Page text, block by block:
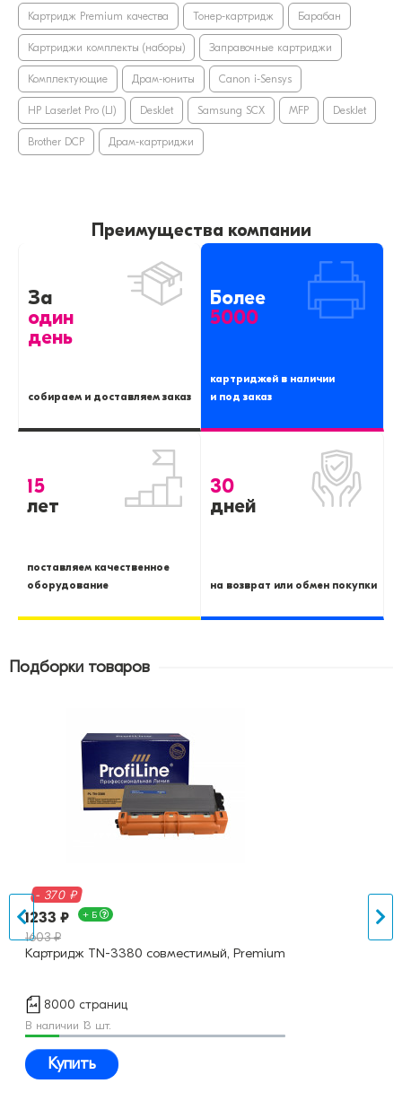
Картридж Premium качества Тонер-картридж Барабан
Картриджи комплекты (наборы) Заправочные картриджи
Комплектующие Драм-юниты Canon i-Sensys
HP LaserJet Pro (LJ) DeskJet Samsung SCX MFP DeskJet
Brother DCP Драм-картриджи
Преимущества компании
За
один
день
собираем и доставляем заказ
Более
5000
картриджей в наличии
и под заказ
15
лет
поставляем качественное
оборудование
30
дней
на возврат или обмен покупки
Подборки товаров
370 ₽
₽ + Б
₽
TN-3380 совместимый, Premium
8000 страниц
13 шт.
Купить